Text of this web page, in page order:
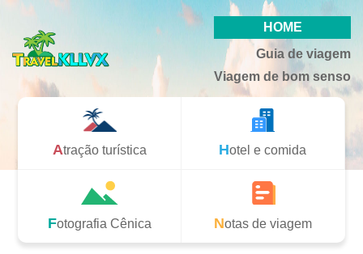
HOME
Guia de viagem
Viagem de bom senso
Atração turística Hotel e comida
Fotografia Cênica Notas de viagem